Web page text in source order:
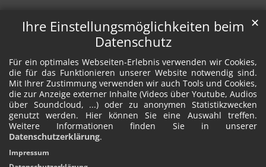
Ihre Einstellungsmöglichkeiten beim
Datenschutz
Für ein optimales Webseiten-Erlebnis verwenden wir Cookies,
die für das Funktionieren unserer Website notwendig sind.
Mit Ihrer Zustimmung verwenden wir auch Tools und Cookies,
die zur Anzeige externer Inhalte (Videos über Youtube, Audios
über Soundcloud, ...) oder zu anonymen Statistikzwecken
genutzt werden. Hier können Sie eine Auswahl treffen.
Weitere Informationen finden Sie in unserer
Datenschutzerklärung.
✕
Impressum